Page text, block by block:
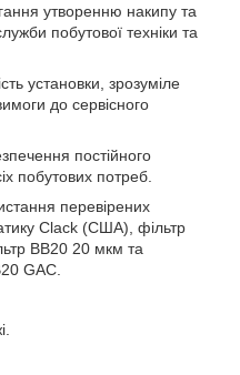
утворенню накипу та
побутової техніки та
установки, зрозуміле
до сервісного
постійного
побутових потреб.
перевірених
Clack (США), фільтр
BB20 20 мкм та
GAC.